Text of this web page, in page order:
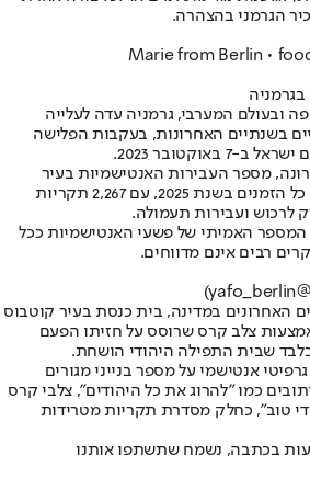
הגרמני בהצהרה.
פוסט משותף על ידי ‏‎Marie from Berlin • foodstory‎‏
ובעולם המערבי, גרמניה עדה לעלייה
בשנתיים האחרונות, בעקבות הפלישה
2023.
מספר העבירות האנטישמיות בעיר
הבירה ברלין הגיע לשיא של כל הזמנים בשנת 2025, עם 2,267 תקריות
לרכוש ועבירות תעמולה.
המספר האמיתי של פשעי האנטישמיות ככל
רבים אינם מדווחים.
האחרונים במדינה, בית כנסת בעיר קוטבוס
צלב קרס שרוסס על חזיתו הפעם
שבית התפילה היהודי הושחת.
אנטישמי על מספר בנייני מגורים
כמו "להרוג את כל היהודים", צלבי קרס
טוב", כחלק מסדרת תקריות מטרידות
בכתבה, נשמח שתשתפו אותנו